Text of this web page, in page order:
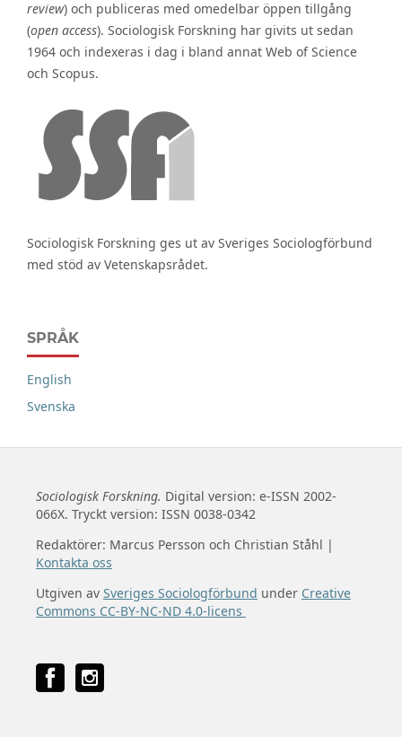
review) och publiceras med omedelbar öppen tillgång
(open access). Sociologisk Forskning har givits ut sedan
1964 och indexeras i dag i bland annat Web of Science
och Scopus.
Sociologisk Forskning ges ut av Sveriges Sociologförbund
med stöd av Vetenskapsrådet.
SPRÅK
English
Svenska
Sociologisk Forskning. Digital version: e-ISSN 2002-
066X. Tryckt version: ISSN 0038-0342
Redaktörer: Marcus Persson och Christian Ståhl |
Kontakta oss
Utgiven av Sveriges Sociologförbund under Creative
Commons CC-BY-NC-ND 4.0-licens